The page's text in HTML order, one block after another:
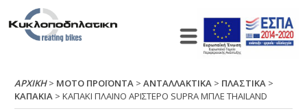
ΑΡΧΙΚΉ> ΜΟΤΟ ΠΡΟΪΟΝΤΑ >ΑΝΤΑΛΛΑΚΤΙΚΑ > ΠΛΑΣΤΙΚΑ >
ΚΑΠΑΚΙΑ > ΚΑΠΑΚΙ ΠΛΑΙΝΟ ΑΡΙΣΤΕΡΟ SUΡRΑ ΜΠΛΕ ΤΗΑΙLΑΝD